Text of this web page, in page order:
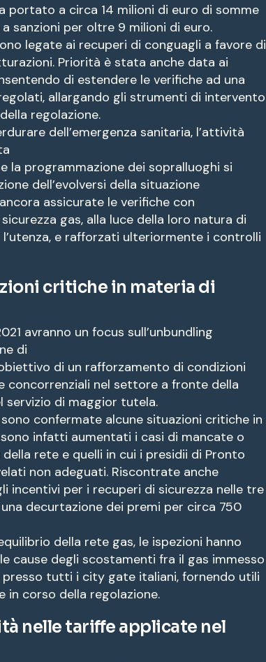
portato a circa 14 milioni di euro di somme
sanzioni per oltre 9 milioni di euro.
legate ai recuperi di conguagli a favore di
Priorità è stata anche data ai
di estendere le verifiche ad una
allargando gli strumenti di intervento
regolazione.
dell’emergenza sanitaria, l’attività
la programmazione dei sopralluoghi si
dell’evolversi della situazione
assicurate le verifiche con
gas, alla luce della loro natura di
e rafforzati ulteriormente i controlli
critiche in materia di
avranno un focus sull’unbundling
di
di un rafforzamento di condizioni
concorrenziali nel settore a fronte della
servizio di maggior tutela.
confermate alcune situazioni critiche in
infatti aumentati i casi di mancate o
rete e quelli in cui i presidii di Pronto
non adeguati. Riscontrate anche
incentivi per i recuperi di sicurezza nelle tre
decurtazione dei premi per circa 750
della rete gas, le ispezioni hanno
cause degli scostamenti fra il gas immesso
tutti i city gate italiani, fornendo utili
in corso della regolazione.
nelle tariffe applicate nel